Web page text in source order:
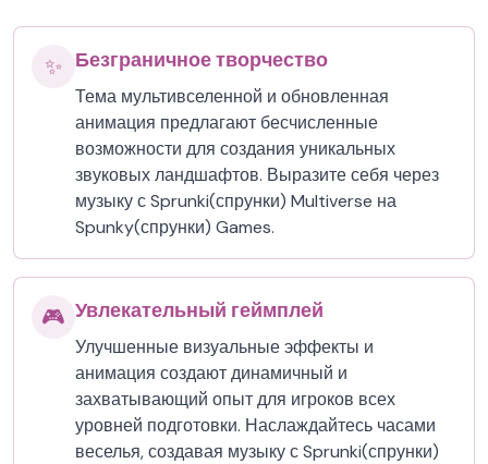
✨ Безграничное творчество
Тема мультивселенной и обновленная
анимация предлагают бесчисленные
возможности для создания уникальных
звуковых ландшафтов. Выразите себя через
музыку с Sprunki(спрунки) Multiverse на
Spunky(спрунки) Games.
🎮 Увлекательный геймплей
Улучшенные визуальные эффекты и
анимация создают динамичный и
захватывающий опыт для игроков всех
уровней подготовки. Наслаждайтесь часами
веселья, создавая музыку с Sprunki(спрунки)